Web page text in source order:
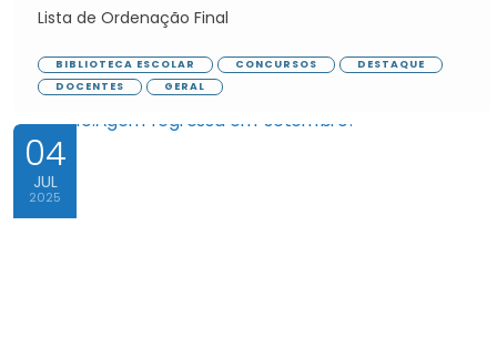
Lista de Ordenação Final
BIBLIOTECA ESCOLAR CONCURSOS
DESTAQUE
DOCENTES
GERAL
04
JUL
2025